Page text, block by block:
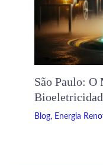
São Paulo: O
Blog, Energia